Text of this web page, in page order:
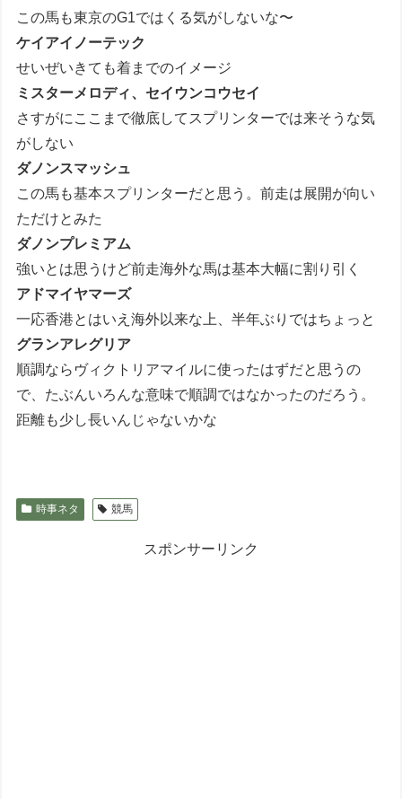
この馬も東京のG1ではくる気がしないな〜
ケイアイノーテック
せいぜいきても着までのイメージ
ミスターメロディ、セイウンコウセイ
さすがにここまで徹底してスプリンターでは来そうな気
がしない
ダノンスマッシュ
この馬も基本スプリンターだと思う。前走は展開が向い
ただけとみた
ダノンプレミアム
強いとは思うけど前走海外な馬は基本大幅に割り引く
アドマイヤマーズ
一応香港とはいえ海外以来な上、半年ぶりではちょっと
グランアレグリア
順調ならヴィクトリアマイルに使ったはずだと思うの
で、たぶんいろんな意味で順調ではなかったのだろう。
距離も少し長いんじゃないかな
時事ネタ 競馬
スポンサーリンク